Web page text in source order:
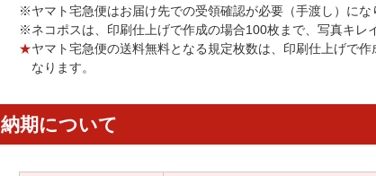
※ヤマト宅急便はお届け先での受領確認が必要（手渡し）にな
※ネコポスは、印刷仕上げで作成の場合100枚まで、写真キレ
★ヤマト宅急便の送料無料となる規定枚数は、印刷仕上げで
なります。
納期について